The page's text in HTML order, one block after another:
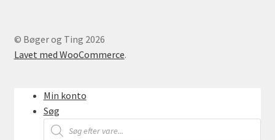
© Bøger og Ting 2026
Lavet med WooCommerce.
Min konto
Søg
Products
search